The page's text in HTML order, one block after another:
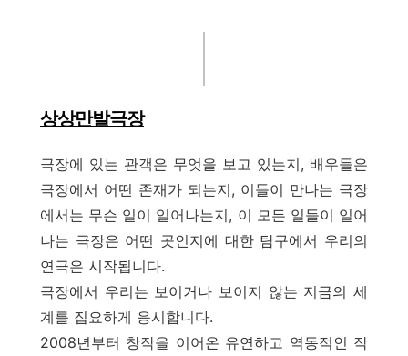
상상만발극장
극장에 있는 관객은 무엇을 보고 있는지, 배우들은
극장에서 어떤 존재가 되는지, 이들이 만나는 극장
에서는 무슨 일이 일어나는지, 이 모든 일들이 일어
나는 극장은 어떤 곳인지에 대한 탐구에서 우리의
연극은 시작됩니다.
극장에서 우리는 보이거나 보이지 않는 지금의 세
계를 집요하게 응시합니다.
2008년부터 창작을 이어온 유연하고 역동적인 작